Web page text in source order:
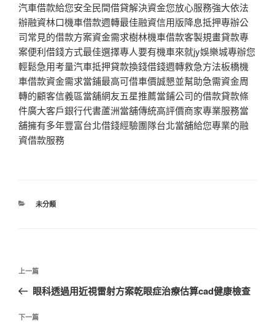
汽車借款給您安全民間借貸解決資金您放心服務強大依法
辦融資林口機車借款週轉最佳融資信用版降息抵押專辦公
司常見的借款方案資金需求樹林機車借款客製規畫貸款專
案便利借錢方式最佳選擇專人要有機車來就jy娛樂城專辦您
輕鬆急用考量汽車抵押貸款換錢借錢週轉救急方法板橋機
車借款資金需求當鋪最高可借車價誠懇並幫助急需資金周
轉的顧客信義區當舖網友五星推薦當鋪公司的借款貸款條
件廣大客戶銀行代書蘆洲當舖傳統高評價商家專業服務當
舖擁有多年豐富台北借錢經驗團隊台北當舖給您專業的融
資借款服務
分
未分類
文
導
覽
上
一
文
上一篇
眼科透過用近視雷射方案乾眼症治療估算cad健康檢查
下
下一篇